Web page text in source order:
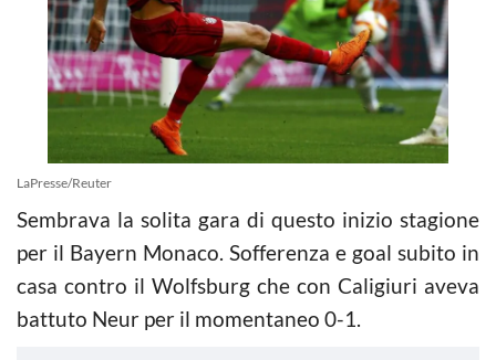
LaPresse/Reuter
Sembrava la solita gara di questo inizio stagione
per il Bayern Monaco. Sofferenza e goal subito in
casa contro il Wolfsburg che con Caligiuri aveva
battuto Neur per il momentaneo 0-1.